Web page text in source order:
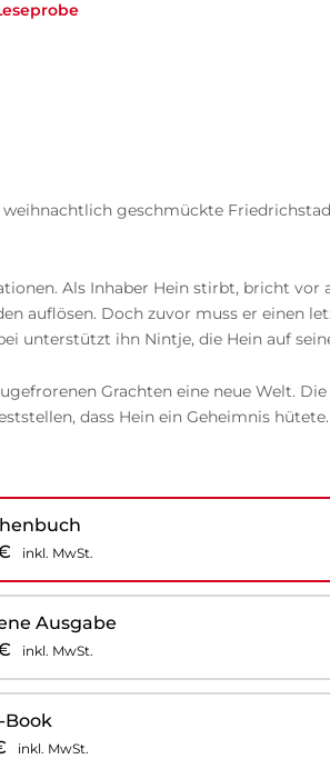
geschmückte
Als Inhaber Hein stirbt, bricht
auflösen. Doch zuvor muss er einen
unterstützt ihn Nintje, die Hein auf
Grachten eine neue Welt.
dass Hein ein Geheimnis
inkl. MwSt.
Ausgabe
inkl. MwSt.
Book
inkl. MwSt.